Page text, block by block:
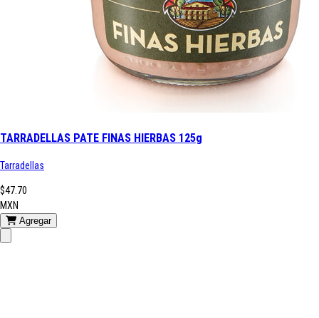
TARRADELLAS PATE FINAS HIERBAS 125g
Tarradellas
$47.70
MXN
Agregar